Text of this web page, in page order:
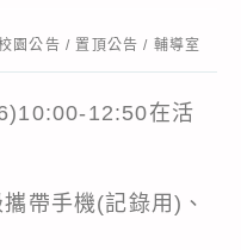
園公告 / 置頂公告 / 輔導室
12:50在活
帶手機(記錄用)、